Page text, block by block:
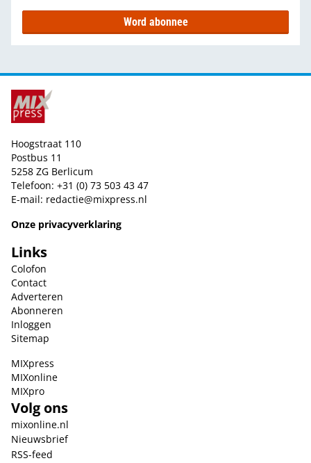
Word abonnee
Hoogstraat 110
Postbus 11
5258 ZG Berlicum
Telefoon: +31 (0) 73 503 43 47
E-mail: redactie@mixpress.nl
Onze privacyverklaring
Links
Colofon
Contact
Adverteren
Abonneren
Inloggen
Sitemap
MIXpress
MIXonline
MIXpro
Volg ons
mixonline.nl
Nieuwsbrief
RSS-feed